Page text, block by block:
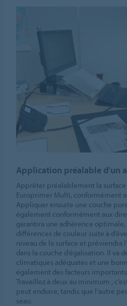
Application préalable d’un
Apprêter préalablement la
Europrimer Multi, conformément
Appliquer ensuite une couche
également conformément aux
garantira une adhérence
différences de couleur suite à
niveau de la surface et préviendra
dans la couche d’égalisation. Il va
climatiques adéquates et une
également des facteurs
Travaillez à deux au minimum ;
peut enduire, tandis que l’autre
seau.